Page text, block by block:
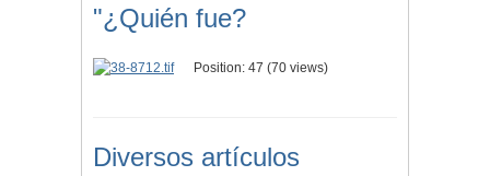
"¿Quién fue?
Position: 47 (70 views)
Diversos artículos